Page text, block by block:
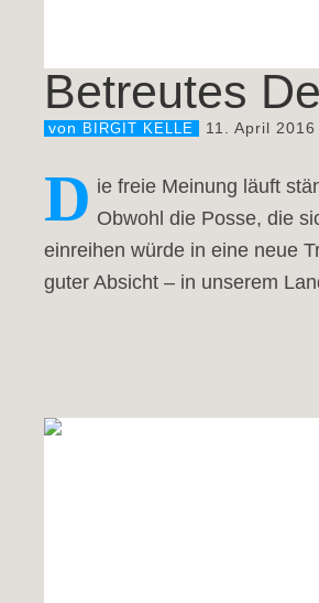
Betreutes
von BIRGIT KELLE 11. April 2016
D ie freie Meinung läuft
Obwohl die Posse, die
einreihen würde in eine neue
guter Absicht – in unserem